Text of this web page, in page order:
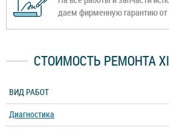
даем фирменную гарантию от
СТОИМОСТЬ РЕМОНТА
ВИД РАБОТ
Диагностика